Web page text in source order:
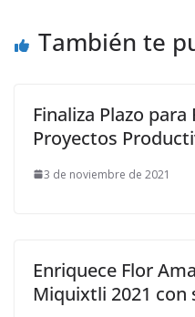
También te
Finaliza Plazo
Proyectos
3 de noviembre de 2021
Enriquece Flor
Miquixtli 2021 con